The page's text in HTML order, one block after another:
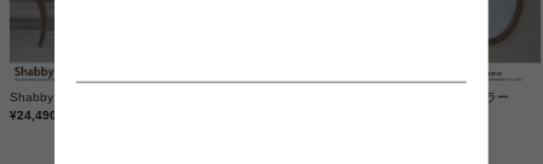
Shabby chic サイドテーブル
¥24,490
Shabby chic ミラー